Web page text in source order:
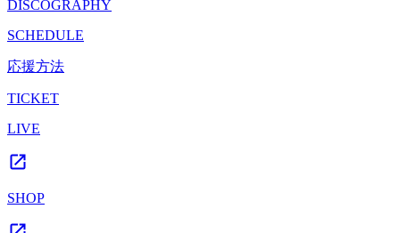
DISCOGRAPHY
SCHEDULE
応援方法
TICKET
LIVE
SHOP